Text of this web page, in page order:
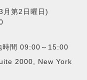
月第2日曜日)
時間 09:00～15:00
2000, New York